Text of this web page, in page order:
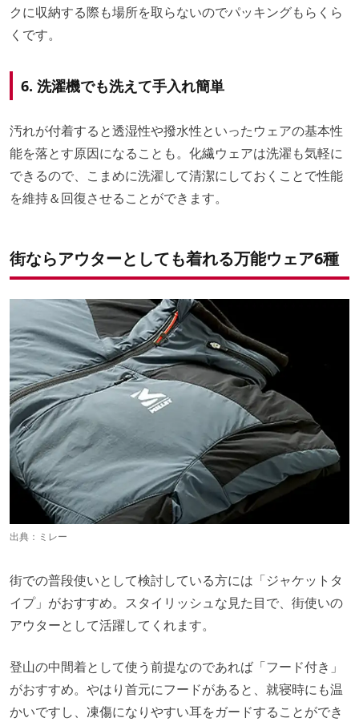
クに収納する際も場所を取らないのでパッキングもらくら
くです。
6. 洗濯機でも洗えて手入れ簡単
汚れが付着すると透湿性や撥水性といったウェアの基本性
能を落とす原因になることも。化繊ウェアは洗濯も気軽に
できるので、こまめに洗濯して清潔にしておくことで性能
を維持＆回復させることができます。
街ならアウターとしても着れる万能ウェア6種
出典： ミレー
街での普段使いとして検討している方には「ジャケットタ
イプ」がおすすめ。スタイリッシュな見た目で、街使いの
アウターとして活躍してくれます。
登山の中間着として使う前提なのであれば「フード付き」
がおすすめ。やはり首元にフードがあると、就寝時にも温
かいですし、凍傷になりやすい耳をガードすることができ